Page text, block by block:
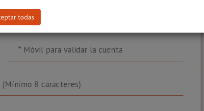
todas